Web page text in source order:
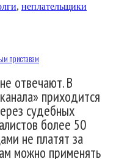
, неплательщики
приставам
отвечают. В
приходится
судебных
более 50
не платят за
можно применять